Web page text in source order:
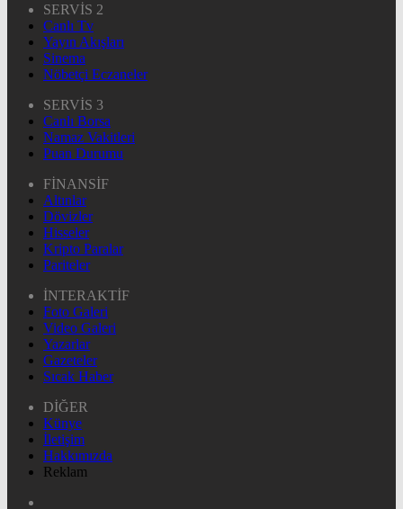
SERVİS 2
Canlı Tv
Yayın Akışları
Sinema
Nöbetçi Eczaneler
SERVİS 3
Canlı Borsa
Namaz Vakitleri
Puan Durumu
FİNANSİF
Altınlar
Dövizler
Hisseler
Kripto Paralar
Pariteler
İNTERAKTİF
Foto Galeri
Video Galeri
Yazarlar
Gazeteler
Sıcak Haber
DİĞER
Künye
İletişim
Hakkımızda
Reklam